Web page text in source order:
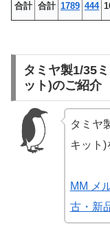
合計 合計 1789 444
タミヤ製1/35
ット)のご紹介
タミヤ
キット)
MM メ
古・新